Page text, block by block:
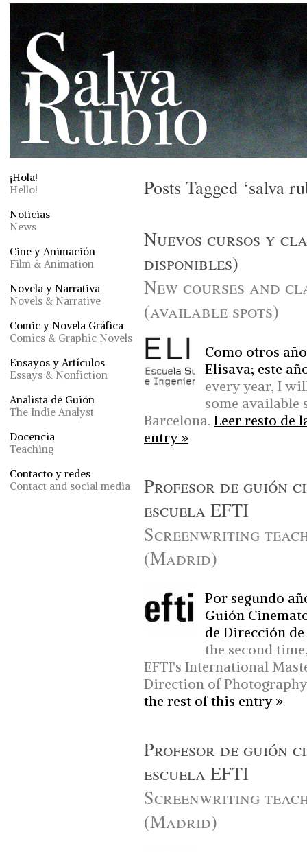
¡Hola!
Hello!
Noticias
News
Cine y Animación
Film & Animation
Novela y Narrativa
Novels & Narrative
Comic y Novela Gráfica
Comics & Graphic Novels
Ensayos y Artículos
Essays & Nonfiction
Analista de Guión
The Indie Analyst
Docencia
Teaching
Contacto y redes
Contact and social media
Posts Tagged ‘salva
Nuevos cursos y
disponibles)
New courses and
(available spots)
Como otros
Elisava; este
every year, I
some available
Barcelona. Leer resto de
entry »
Profesor de guión
escuela EFTI
Screenwriting
(Madrid)
Por segundo
Guión
de Dirección
the second
EFTI's International
Direction of
the rest of this entry »
Profesor de guión
escuela EFTI
Screenwriting
(Madrid)